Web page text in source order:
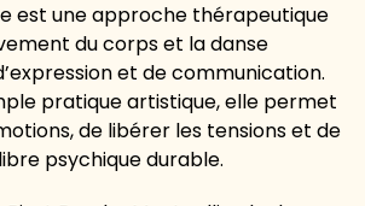
est une approche thérapeutique
du corps et la danse
et de communication.
pratique artistique, elle permet
de libérer les tensions et de
psychique durable.